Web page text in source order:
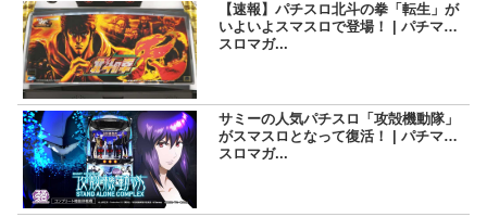
【速報】パチスロ北斗の拳「転生」が
いよいよスマスロで登場！ | パチマガ
スロマガ...
サミーの人気パチスロ「攻殻機動隊」
がスマスロとなって復活！ | パチマガ
スロマガ...